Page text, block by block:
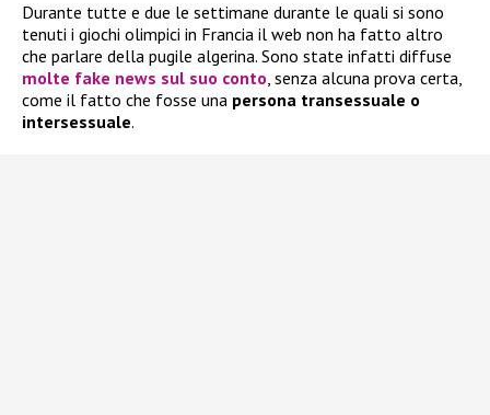
Durante tutte e due le settimane durante le quali si sono
tenuti i giochi olimpici in Francia il web non ha fatto altro
che parlare della pugile algerina. Sono state infatti diffuse
molte fake news sul suo conto, senza alcuna prova certa,
come il fatto che fosse una persona transessuale o
intersessuale.